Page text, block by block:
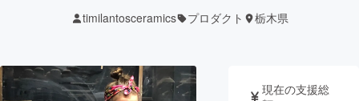
ターン
ジェクト
募集終了が近いプ
ロジェクト
されます
アート・写真 音楽
timilantosceramics プロダクト 栃木県
現在の支援総